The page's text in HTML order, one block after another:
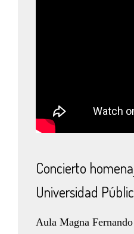
Concierto
Universidad
Aula Magna